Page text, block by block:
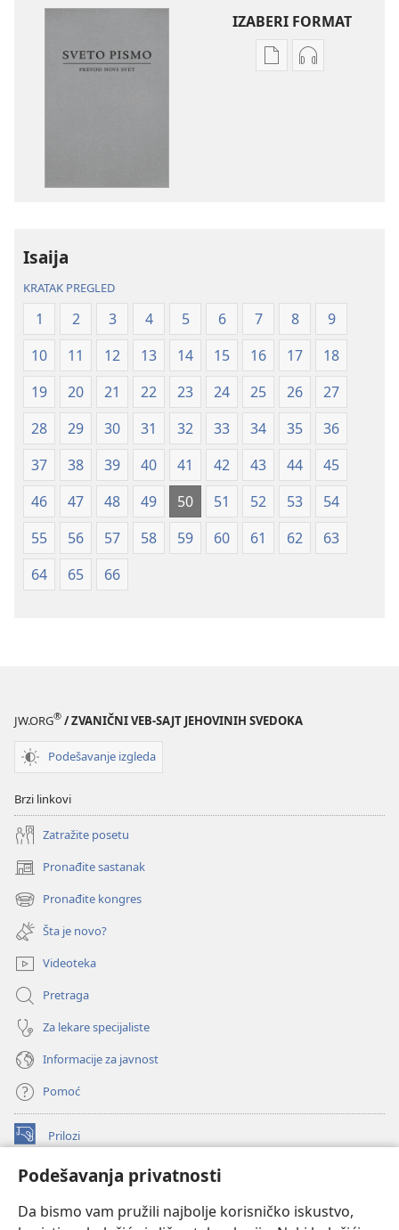
Podešavanja privatnosti
Da bismo vam pružili najbolje korisničko iskustvo,
IZABERI FORMAT
Formati
(revidirano
izdanje
iz
2019)
Formati
(revidirano
izdanje
iz
2019)
Isaija
KRATAK PREGLED
1 2 3 4 5 6 7 8
9
10
11 12 13 14 15 16 17
18
19
20 21 22 23 24 25 26
27
28
29 30 31 32 33 34 35
36
37
38 39 40 41 42 43 44
45
46
47 48 49 50 51 52 53
54
55
56 57 58 59 60 61 62
63
64
65 66
JW.ORG® / ZVANIČNI VEB-SAJT JEHOVINIH SVEDOKA
Podešavanje izgleda
Brzi linkovi
Zatražite posetu
Pronađite sastanak
(otvara
novi
prozor)
Pronađite kongres
(otvara
novi
prozor)
Šta je novo?
Videoteka
Pretraga
Za lekare specijaliste
Informacije za javnost
Pomoć
Prilozi
(otvara
prozor)ONLAJN BIBLIOTEKA Watchtower
novi
JW Hub